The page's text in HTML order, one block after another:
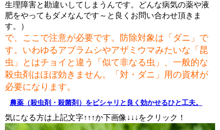
生理障害と勘違いしてしまうんです。どんな病気の薬や液
肥をやってもダメなんです～と良くお問い合わせ頂きま
す。）
で、ここで注意が必要です。防除対象は「ダニ」で
す。いわゆるアブラムシやアザミウマみたいな「昆
虫」とはチョイと違う「似て非なる虫」、一般的な
殺虫剤はほぼ効きません。「対・ダニ」用の資材が
必要になります。
農薬（殺虫剤・殺菌剤）をピシャリと良く効かせるひと工夫。
気になる方は上記文字↑↑↑か下画像↓↓↓をクリック！